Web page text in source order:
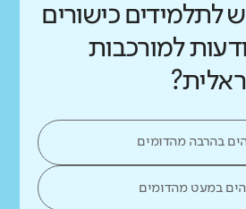
לתלמידים כישורים
למורכבות
בהרבה מהדומים
במעט מהדומים